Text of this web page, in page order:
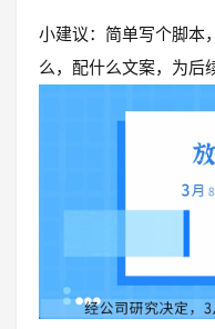
小建议：简单写个脚本
么，配什么文案，为后